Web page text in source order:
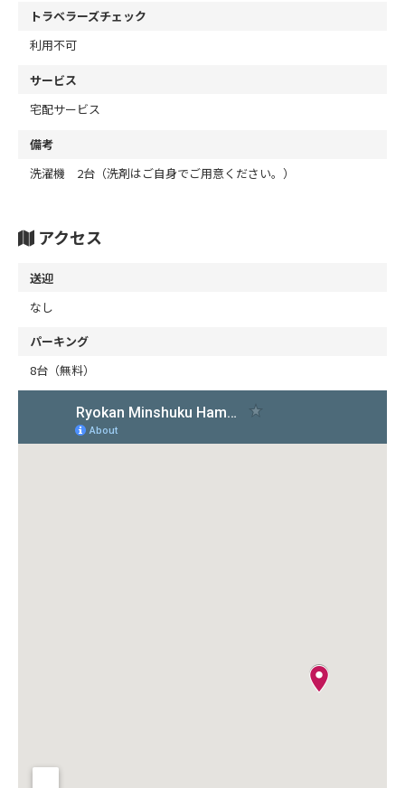
トラベラーズチェック
利用不可
サービス
宅配サービス
備考
洗濯機 2台（洗剤はご自身でご用意ください。）
アクセス
送迎
なし
パーキング
8台（無料）